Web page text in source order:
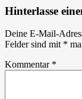
Hinterlasse
Deine E-Mail-
Felder sind mit *
Kommentar *